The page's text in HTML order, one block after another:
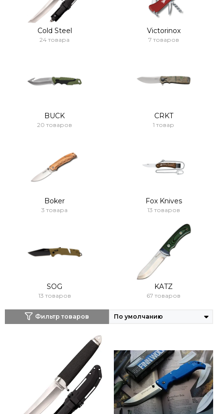
Cold Steel
24 товара
Victorinox
7 товаров
BUCK
20 товаров
CRKT
1 товар
Boker
3 товара
Fox Knives
13 товаров
SOG
13 товаров
KATZ
67 товаров
Фильтр товаров